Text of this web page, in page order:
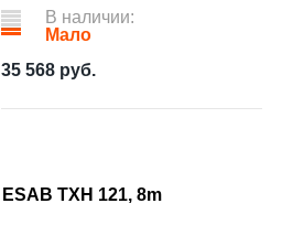
В наличии:
Мало
35 568 руб.
ESAB TXH 121, 8m